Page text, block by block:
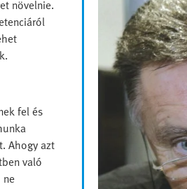
növelnie.
fel és
Ahogy azt
való
ne